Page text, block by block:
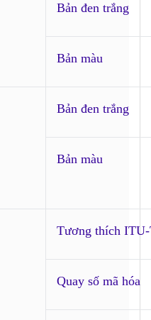
Bản đen trắng
Bản màu
Bản đen trắng
Bản màu
Tương thích
Quay số mã hóa